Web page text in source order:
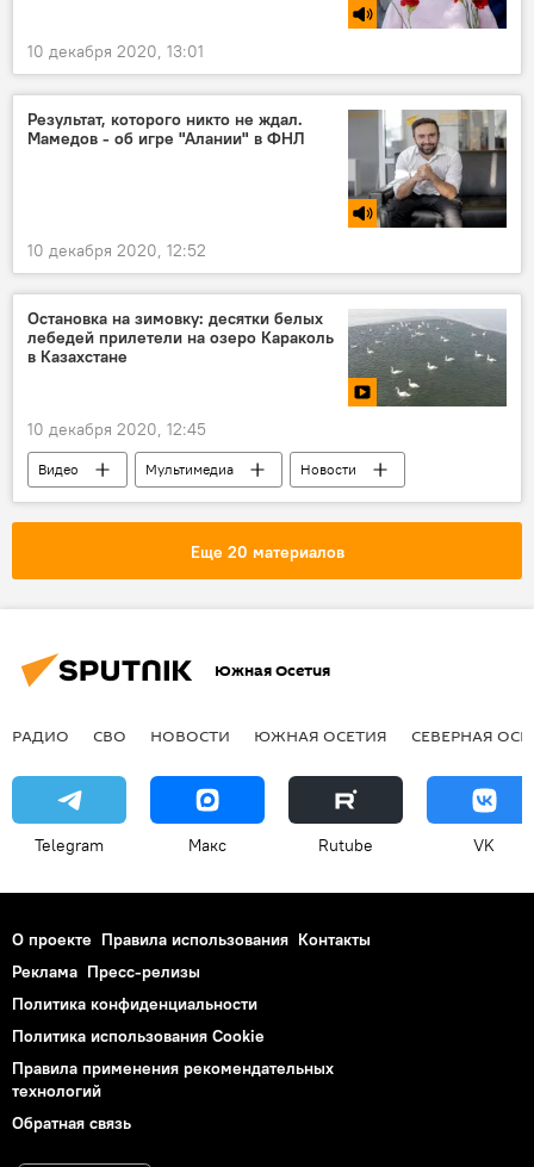
10 декабря 2020, 13:01
Результат, которого никто не ждал.
Мамедов - об игре "Алании" в ФНЛ
10 декабря 2020, 12:52
Остановка на зимовку: десятки белых
лебедей прилетели на озеро Караколь
в Казахстане
10 декабря 2020, 12:45
Видео Мультимедиа Новости
Еще 20 материалов
Южная Осетия
РАДИО СВО НОВОСТИ ЮЖНАЯ ОСЕТИЯ СЕВЕРНАЯ
Telegram Макс Rutube VK
О проекте Правила использования Контакты
Реклама Пресс-релизы
Политика конфиденциальности
Политика использования Cookie
Правила применения рекомендательных
технологий
Обратная связь